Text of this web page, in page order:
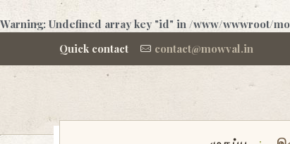
Warning: Undefined array key "id" in /www/wwwroot/
Quick contact
contact@mowval.in